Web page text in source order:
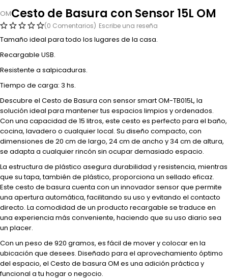
OMCesto de Basura con Sensor 15L OM
(0 Comentarios) Escribe una reseña
Tamaño ideal para todo los lugares de la casa.
Recargable USB.
Resistente a salpicaduras.
Tiempo de carga: 3 hs.
Descubre el Cesto de Basura con sensor smart OM-TB015L, la
solución ideal para mantener tus espacios limpios y ordenados.
Con una capacidad de 15 litros, este cesto es perfecto para el baño,
cocina, lavadero o cualquier local. Su diseño compacto, con
dimensiones de 20 cm de largo, 24 cm de ancho y 34 cm de altura,
se adapta a cualquier rincón sin ocupar demasiado espacio.
La estructura de plástico asegura durabilidad y resistencia, mientras
que su tapa, también de plástico, proporciona un sellado eficaz.
Este cesto de basura cuenta con un innovador sensor que permite
una apertura automática, facilitando su uso y evitando el contacto
directo. La comodidad de un producto recargable se traduce en
una experiencia más conveniente, haciendo que su uso diario sea
un placer.
Con un peso de 920 gramos, es fácil de mover y colocar en la
ubicación que desees. Diseñado para el aprovechamiento óptimo
del espacio, el Cesto de basura OM es una adición práctica y
funcional a tu hogar o negocio.